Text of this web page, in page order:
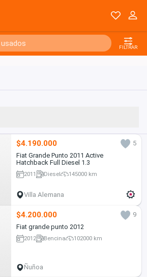
FILTRAR
$4.190.000
5
Fiat Grande Punto 2011 Active
Hatchback Full Diesel 1.3
2011 Diesel 145000 km
Villa Alemana
$4.200.000
9
Fiat grande punto 2012
2012 Bencina 102000 km
Ñuñoa